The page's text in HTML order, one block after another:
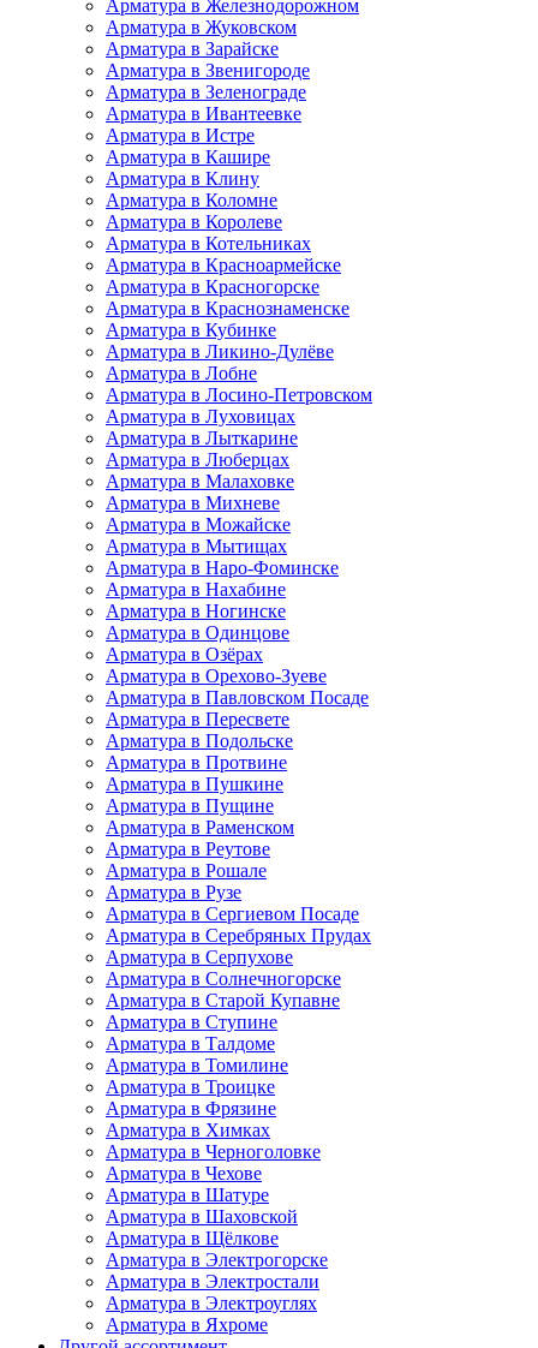
Арматура в Железнодорожном
Арматура в Жуковском
Арматура в Зарайске
Арматура в Звенигороде
Арматура в Зеленограде
Арматура в Ивантеевке
Арматура в Истре
Арматура в Кашире
Арматура в Клину
Арматура в Коломне
Арматура в Королеве
Арматура в Котельниках
Арматура в Красноармейске
Арматура в Красногорске
Арматура в Краснознаменске
Арматура в Кубинке
Арматура в Ликино-Дулёве
Арматура в Лобне
Арматура в Лосино-Петровском
Арматура в Луховицах
Арматура в Лыткарине
Арматура в Люберцах
Арматура в Малаховке
Арматура в Михневе
Арматура в Можайске
Арматура в Мытищах
Арматура в Наро-Фоминске
Арматура в Нахабине
Арматура в Ногинске
Арматура в Одинцове
Арматура в Озёрах
Арматура в Орехово-Зуеве
Арматура в Павловском Посаде
Арматура в Пересвете
Арматура в Подольске
Арматура в Протвине
Арматура в Пушкине
Арматура в Пущине
Арматура в Раменском
Арматура в Реутове
Арматура в Рошале
Арматура в Рузе
Арматура в Сергиевом Посаде
Арматура в Серебряных Прудах
Арматура в Серпухове
Арматура в Солнечногорске
Арматура в Старой Купавне
Арматура в Ступине
Арматура в Талдоме
Арматура в Томилине
Арматура в Троицке
Арматура в Фрязине
Арматура в Химках
Арматура в Черноголовке
Арматура в Чехове
Арматура в Шатуре
Арматура в Шаховской
Арматура в Щёлкове
Арматура в Электрогорске
Арматура в Электростали
Арматура в Электроуглях
Арматура в Яхроме